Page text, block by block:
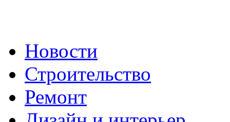
Новости
Строительство
Ремонт